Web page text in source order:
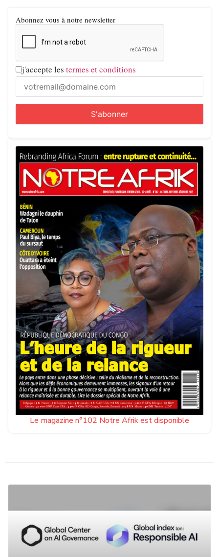
Abonnez vous à notre newsletter
j'accepte les termes et conditions
Le magazine n°102 Notre Afrik est disponible